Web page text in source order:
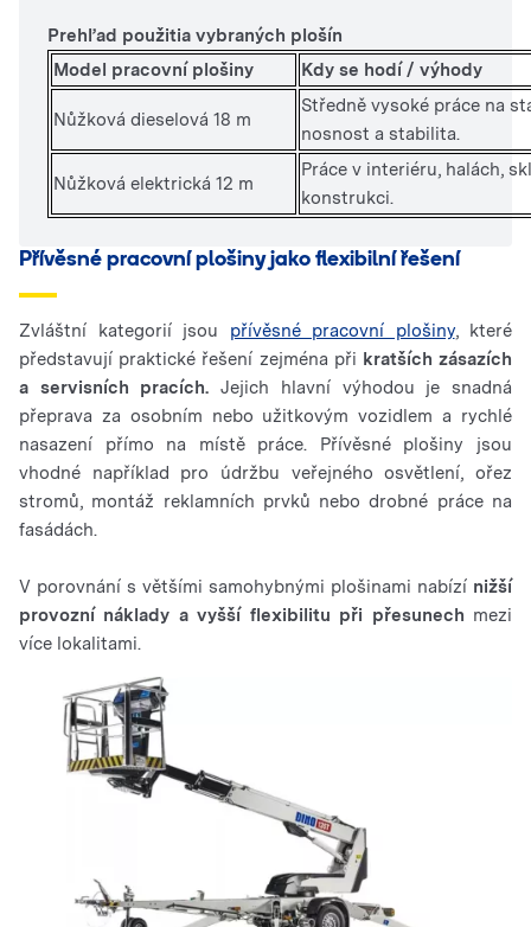
Prehľad použitia vybraných plošín
Model pracovní plošiny
Kdy se hodí / výhody
Nůžková dieselová 18 m
Středně vysoké práce na
nosnost a stabilita.
Nůžková elektrická 12 m
Práce v interiéru, halách,
konstrukci.
Přívěsné pracovní plošiny jako flexibilní řešení
Zvláštní kategorií jsou přívěsné pracovní plošiny, které
představují praktické řešení zejména při kratších zásazích
a servisních pracích. Jejich hlavní výhodou je snadná
přeprava za osobním nebo užitkovým vozidlem a rychlé
nasazení přímo na místě práce. Přívěsné plošiny jsou
vhodné například pro údržbu veřejného osvětlení, ořez
stromů, montáž reklamních prvků nebo drobné práce na
fasádách.
V porovnání s většími samohybnými plošinami nabízí nižší
provozní náklady a vyšší flexibilitu při přesunech mezi
více lokalitami.